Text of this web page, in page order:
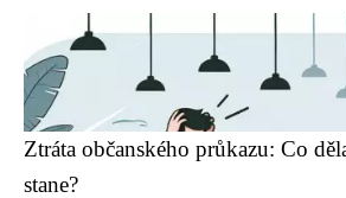
Ztráta občanského průkazu: Co
stane?